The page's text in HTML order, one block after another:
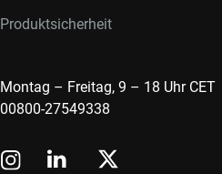
Produktsicherheit
Montag – Freitag, 9 – 18 Uhr CET
00800-27549338